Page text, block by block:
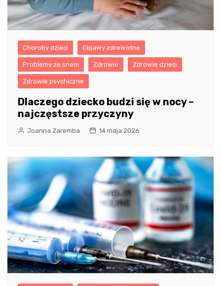
Choroby dzieci Objawy zdrowotne
Problemy ze snem Zdrowie Zdrowie dzieci
Zdrowie psychiczne
Dlaczego dziecko budzi się w nocy –
najczęstsze przyczyny
Joanna Zaremba 14 maja 2026